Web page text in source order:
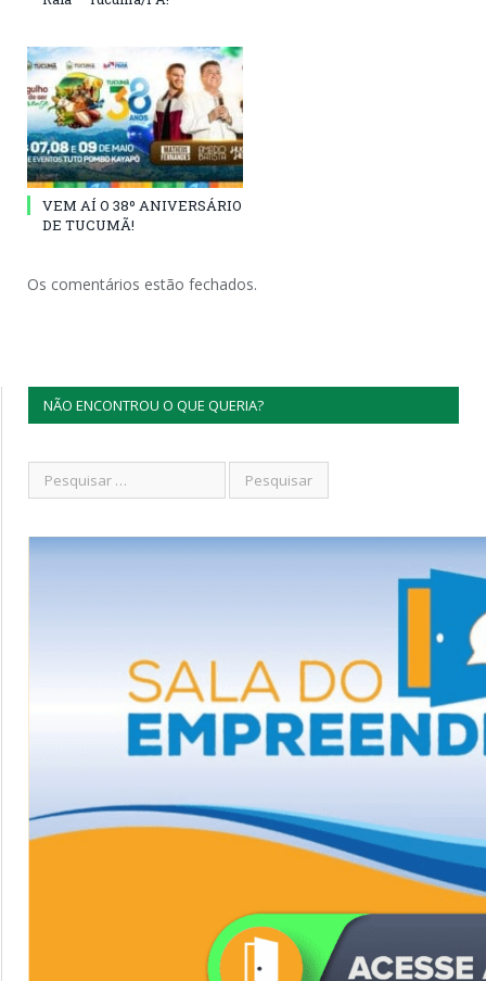
VEM AÍ O 38º ANIVERSÁRIO
DE TUCUMÃ!
Os comentários estão fechados.
NÃO ENCONTROU O QUE QUERIA?